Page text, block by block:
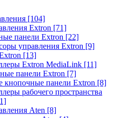
[104]
Extron [71]
панели Extron [22]
управления Extron [9]
[13]
Extron MediaLink [11]
панели Extron [7]
кнопочные панели Extron [8]
рабочего пространства
Aten [8]